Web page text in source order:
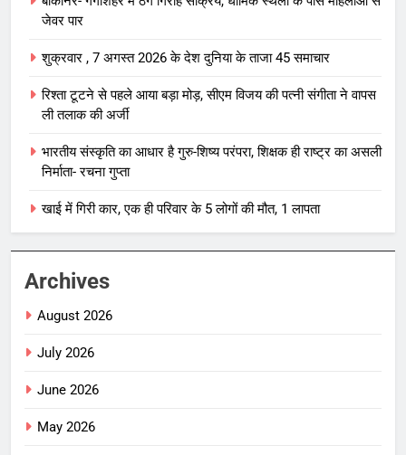
जेवर पार
शुक्रवार , 7 अगस्त 2026 के देश दुनिया के ताजा 45 समाचार
रिश्ता टूटने से पहले आया बड़ा मोड़, सीएम विजय की पत्नी संगीता ने वापस
ली तलाक की अर्जी
भारतीय संस्कृति का आधार है गुरु-शिष्य परंपरा, शिक्षक ही राष्ट्र का असली
निर्माता- रचना गुप्ता
खाई में गिरी कार, एक ही परिवार के 5 लोगों की मौत, 1 लापता
Archives
August 2026
July 2026
June 2026
May 2026